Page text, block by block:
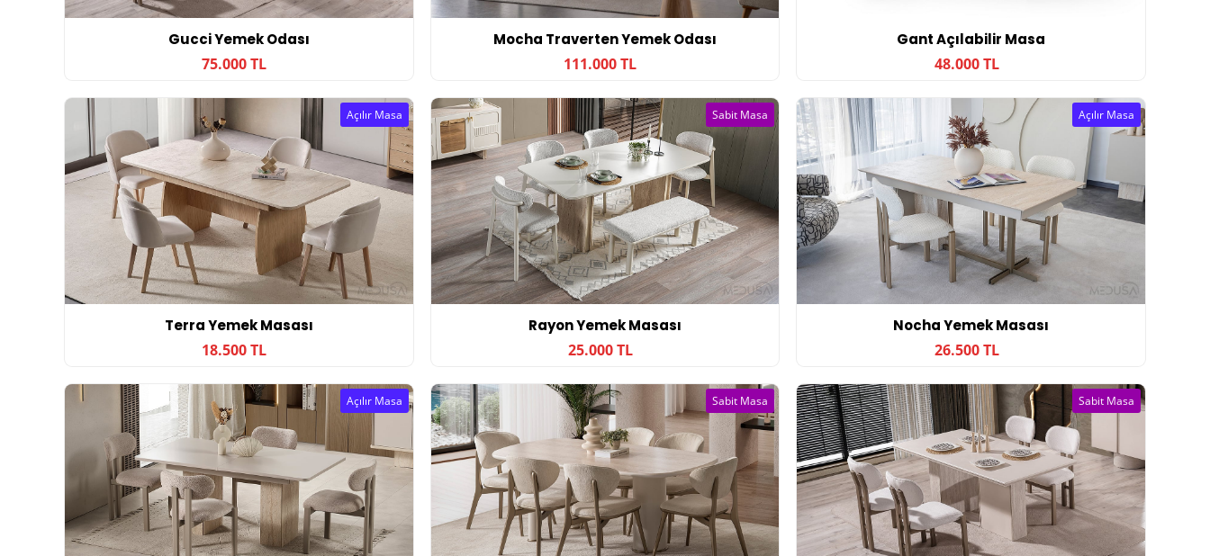
Gucci Yemek Odası
75.000 TL
Mocha Traverten Yemek Odası
111.000 TL
Gant Açılabilir Masa
48.000 TL
Terra Yemek Masası
18.500 TL
Açılır Masa
Rayon Yemek Masası
25.000 TL
Sabit Masa
Nocha Yemek Masası
26.500 TL
Açılır Masa
Açılır Masa Sabit Masa Sabit Masa